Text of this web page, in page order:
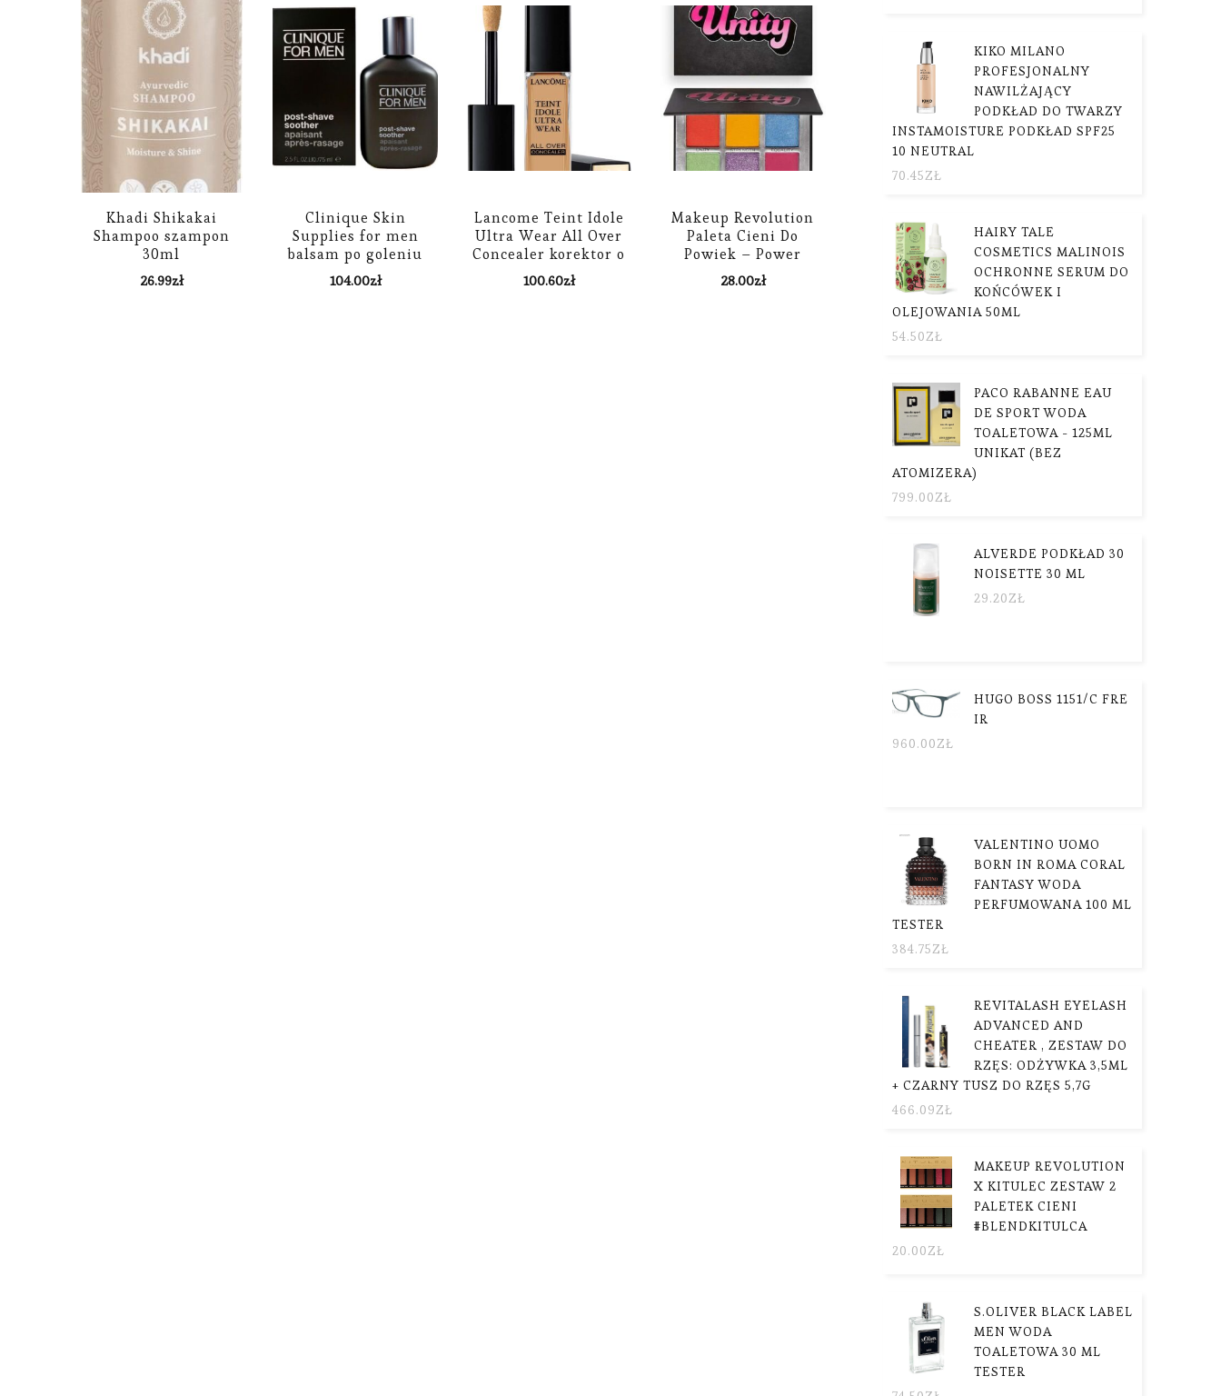
Khadi Shikakai
Shampoo szampon
30ml
26.99zł
Clinique Skin
Supplies for men
balsam po goleniu
75ml
104.00zł
Lancome Teint Idole
Ultra Wear All Over
Concealer korektor o
długotrwałym
działaniu odcień 050
100.60zł
Makeup Revolution
Paleta Cieni Do
Powiek – Power
Eyeshadow Palette
Unity 6.6 G
28.00zł
KIKO MILANO
PROFESJONALNY
NAWILŻAJĄCY
PODKŁAD DO TWARZY
INSTAMOISTURE PODKŁAD SPF25
10 NEUTRAL
70.45ZŁ
HAIRY TALE
COSMETICS MALINOIS
OCHRONNE SERUM DO
KOŃCÓWEK I
OLEJOWANIA 50ML
54.50ZŁ
PACO RABANNE EAU
DE SPORT WODA
TOALETOWA - 125ML
UNIKAT (BEZ
ATOMIZERA)
799.00ZŁ
ALVERDE PODKŁAD 30
NOISETTE 30 ML
29.20ZŁ
HUGO BOSS 1151/C FRE
IR
960.00ZŁ
VALENTINO UOMO
BORN IN ROMA CORAL
FANTASY WODA
PERFUMOWANA 100 ML
TESTER
384.75ZŁ
REVITALASH EYELASH
ADVANCED AND
CHEATER , ZESTAW DO
RZĘS: ODŻYWKA 3,5ML
+ CZARNY TUSZ DO RZĘS 5,7G
466.09ZŁ
MAKEUP REVOLUTION
X KITULEC ZESTAW 2
PALETEK CIENI
#BLENDKITULCA
20.00ZŁ
S.OLIVER BLACK LABEL
MEN WODA
TOALETOWA 30 ML
TESTER